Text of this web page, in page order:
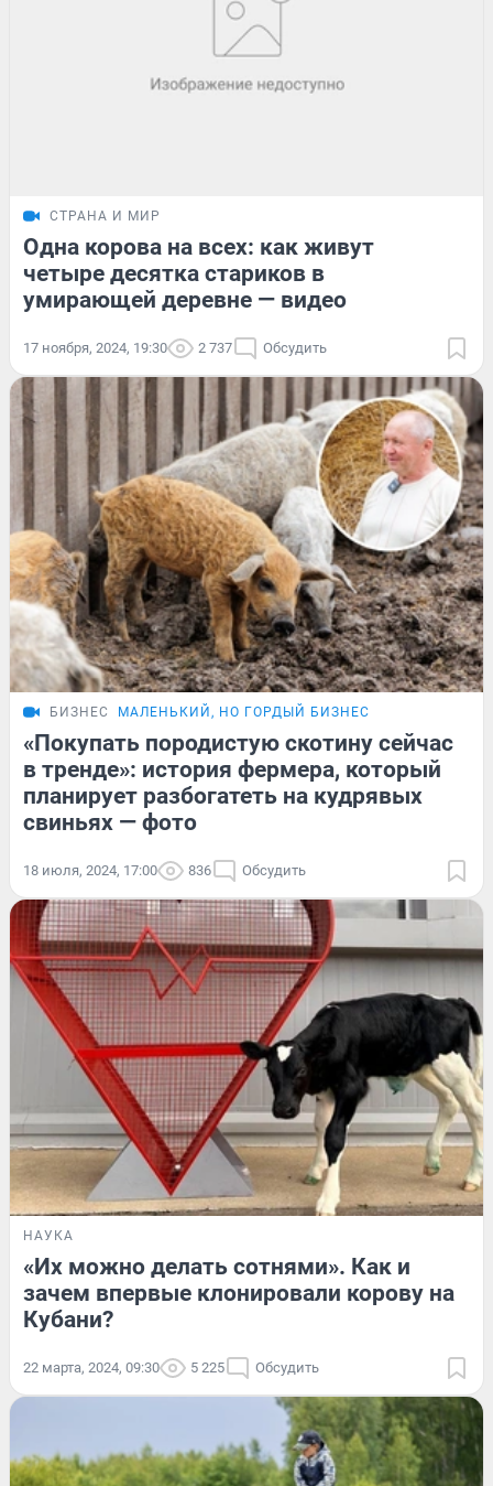
СТРАНА И МИР
Одна корова на всех: как живут
четыре десятка стариков в
умирающей деревне — видео
17 ноября, 2024, 19:30 2 737 Обсудить
БИЗНЕС МАЛЕНЬКИЙ, НО ГОРДЫЙ БИЗНЕС
«Покупать породистую скотину сейчас
в тренде»: история фермера, который
планирует разбогатеть на кудрявых
свиньях — фото
18 июля, 2024, 17:00 836 Обсудить
НАУКА
«Их можно делать сотнями». Как и
зачем впервые клонировали корову на
Кубани?
22 марта, 2024, 09:30 5 225 Обсудить